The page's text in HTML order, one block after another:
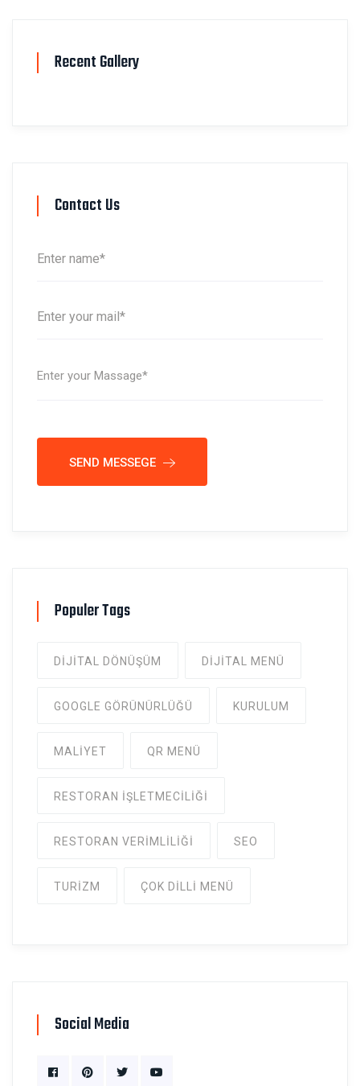
Recent Gallery
Contact Us
SEND MESSEGE
Populer Tags
DIJITAL DÖNÜŞÜM DIJITAL MENÜ
GOOGLE GÖRÜNÜRLÜĞÜ KURULUM
MALIYET QR MENÜ
RESTORAN IŞLETMECILIĞI
RESTORAN VERIMLILIĞI SEO
TURIZM ÇOK DILLI MENÜ
Social Media